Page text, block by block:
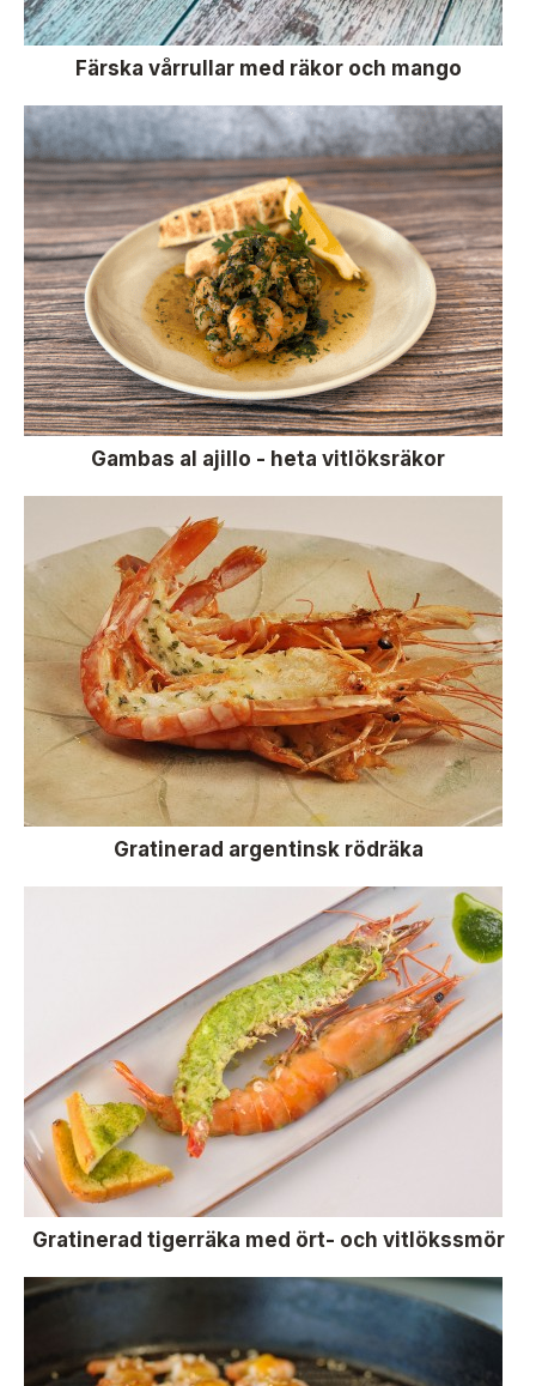
Färska vårrullar med räkor och mango
Gambas al ajillo - heta vitlöksräkor
Gratinerad argentinsk rödräka
Gratinerad tigerräka med ört- och vitlökssmör